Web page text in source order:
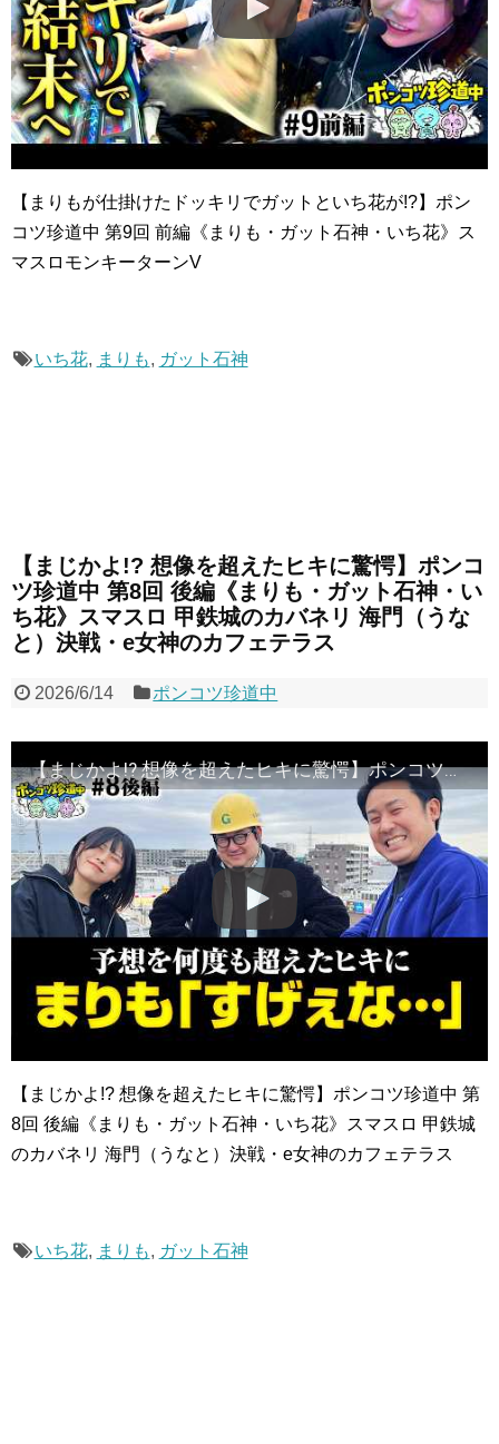
【まりもが仕掛けたドッキリでガットといち花が!?】ポン
コツ珍道中 第9回 前編《まりも・ガット石神・いち花》ス
マスロモンキーターンV
いち花, まりも, ガット石神
【まじかよ!? 想像を超えたヒキに驚愕】ポンコ
ツ珍道中 第8回 後編《まりも・ガット石神・い
ち花》スマスロ 甲鉄城のカバネリ 海門（うな
と）決戦・e女神のカフェテラス
2026/6/14 ポンコツ珍道中
【まじかよ!? 想像を超えたヒキに驚愕】ポンコツ珍道中 第8回 後編《まりも・ガット石神・いち花》スマスロ 甲鉄城のカバネリ 海門（うなと）決戦・e女神のカフェテラス［パチスロ・スロット］
【まじかよ!? 想像を超えたヒキに驚愕】ポンコツ珍道中 第
8回 後編《まりも・ガット石神・いち花》スマスロ 甲鉄城
のカバネリ 海門（うなと）決戦・e女神のカフェテラス
いち花, まりも, ガット石神